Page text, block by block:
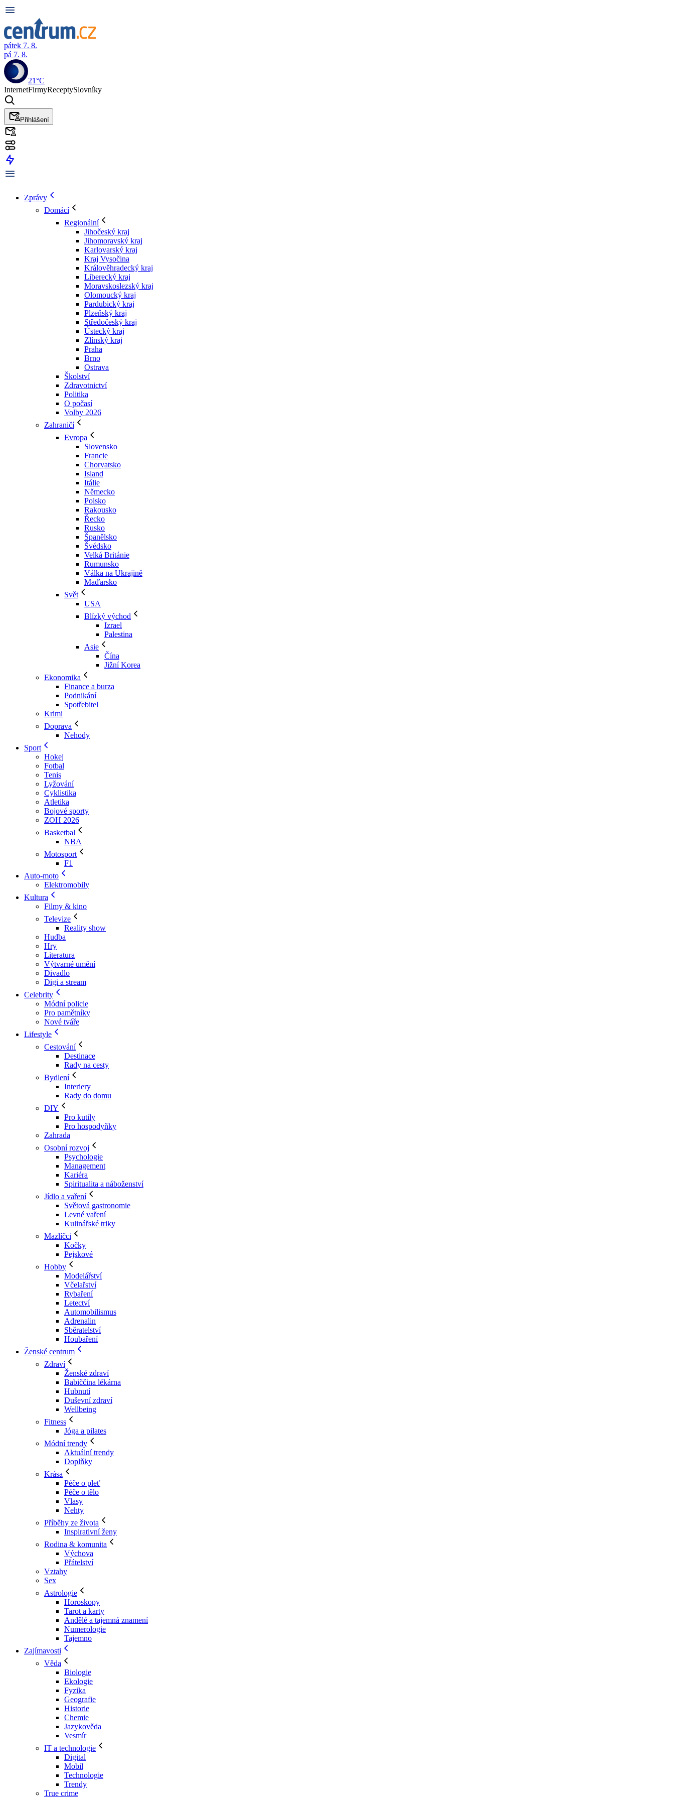
pátek 7. 8.
pá 7. 8.
21°C
InternetFirmyReceptySlovníky
Přihlášení
Zprávy
Domácí
Regionální
Jihočeský kraj
Jihomoravský kraj
Karlovarský kraj
Kraj Vysočina
Králověhradecký kraj
Liberecký kraj
Moravskoslezský kraj
Olomoucký kraj
Pardubický kraj
Plzeňský kraj
Středočeský kraj
Ústecký kraj
Zlínský kraj
Praha
Brno
Ostrava
Školství
Zdravotnictví
Politika
O počasí
Volby 2026
Zahraničí
Evropa
Slovensko
Francie
Chorvatsko
Island
Itálie
Německo
Polsko
Rakousko
Řecko
Rusko
Španělsko
Švédsko
Velká Británie
Rumunsko
Válka na Ukrajině
Maďarsko
Svět
USA
Blízký východ
Izrael
Palestina
Asie
Čína
Jižní Korea
Ekonomika
Finance a burza
Podnikání
Spotřebitel
Krimi
Doprava
Nehody
Sport
Hokej
Fotbal
Tenis
Lyžování
Cyklistika
Atletika
Bojové sporty
ZOH 2026
Basketbal
NBA
Motosport
F1
Auto-moto
Elektromobily
Kultura
Filmy & kino
Televize
Reality show
Hudba
Hry
Literatura
Výtvarné umění
Divadlo
Digi a stream
Celebrity
Módní policie
Pro pamětníky
Nové tváře
Lifestyle
Cestování
Destinace
Rady na cesty
Bydlení
Interiery
Rady do domu
DIY
Pro kutily
Pro hospodyňky
Zahrada
Osobní rozvoj
Psychologie
Management
Kariéra
Spiritualita a náboženství
Jídlo a vaření
Světová gastronomie
Levné vaření
Kulinářské triky
Mazlíčci
Kočky
Pejskové
Hobby
Modelářství
Včelařství
Rybaření
Letectví
Automobilismus
Adrenalin
Sběratelství
Houbaření
Ženské centrum
Zdraví
Ženské zdraví
Babiččina lékárna
Hubnutí
Duševní zdraví
Wellbeing
Fitness
Jóga a pilates
Módní trendy
Aktuální trendy
Doplňky
Krása
Péče o pleť
Péče o tělo
Vlasy
Nehty
Příběhy ze života
Inspirativní ženy
Rodina & komunita
Výchova
Přátelství
Vztahy
Sex
Astrologie
Horoskopy
Tarot a karty
Andělé a tajemná znamení
Numerologie
Tajemno
Zajímavosti
Věda
Biologie
Ekologie
Fyzika
Geografie
Historie
Chemie
Jazykověda
Vesmír
IT a technologie
Digital
Mobil
Technologie
Trendy
True crime